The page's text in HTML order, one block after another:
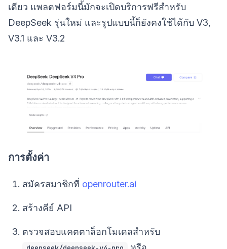
เดียว แพลตฟอร์มนี้มักจะเปิดบริการฟรีสำหรับ
DeepSeek รุ่นใหม่ และรูปแบบนี้ก็ยังคงใช้ได้กับ V3,
V3.1 และ V3.2
การตั้งค่า
สมัครสมาชิกที่ openrouter.ai
สร้างคีย์ API
ตรวจสอบแคตตาล็อกโมเดลสำหรับ